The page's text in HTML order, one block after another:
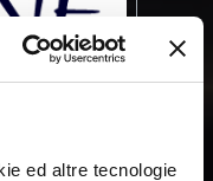
ed altre tecnologie